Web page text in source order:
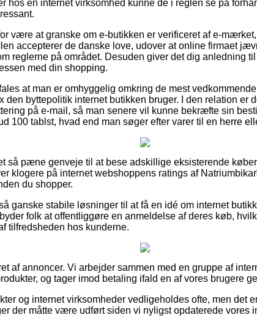
hos en internet virksomhed kunne de i reglen se på
være at granske om e-butikken er verificeret af e-
accepterer de danske love, udover at online firmaet
reglerne på området. Desuden giver det dig anledning
med din shopping.
at man er omhyggelig omkring de mest
den byttepolitik internet butikken bruger. I den relation er
på e-mail, så man senere vil kunne bekræfte sin
100 tablst, hvad end man søger efter varer til en herre
så pæne genveje til at bese adskillige eksisterende
klogere på internet webshoppens ratings af
du shopper.
ganske stabile løsninger til at få en idé om internet
folk at offentliggøre en anmeldelse af deres køb,
tilfredsheden hos kunderne.
af annoncer. Vi arbejder sammen med en gruppe af
og tager imod betaling ifald en af vores brugere
og internet virksomheder vedligeholdes ofte, men det
der måtte være udført siden vi nyligst opdaterede vores